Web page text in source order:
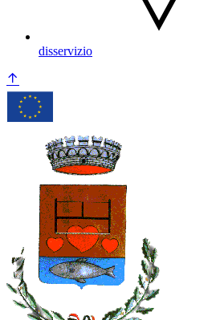
disservizio